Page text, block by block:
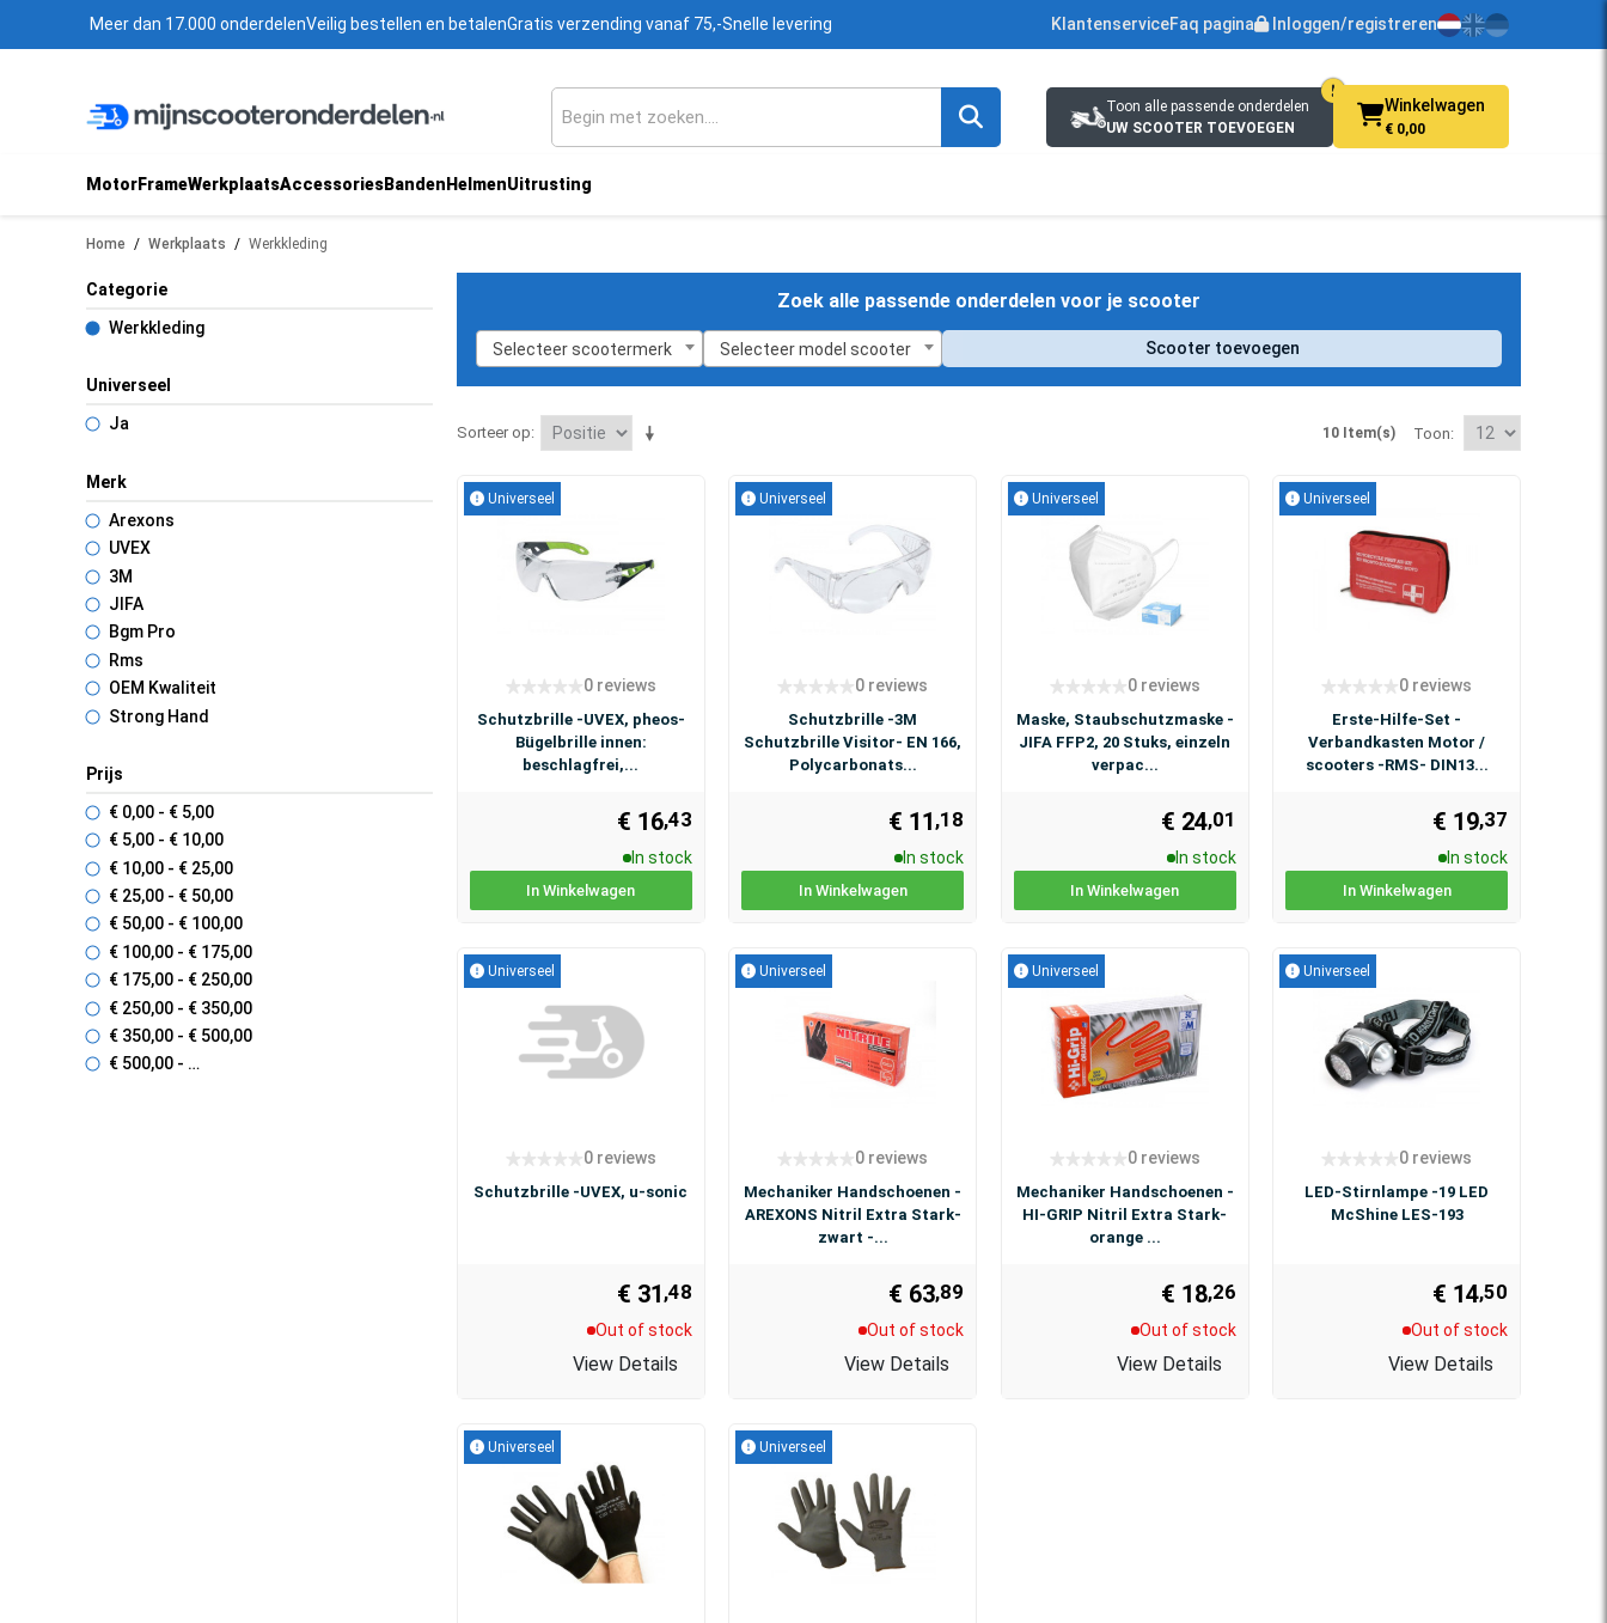
Meer dan 17.000 onderdelenVeilig bestellen en betalenGratis verzending vanaf 75,-Snelle levering KlantenserviceFaq pagina Inloggen/registreren
Toon alle passende onderdelen
UW SCOOTER TOEVOEGEN
Winkelwagen
€ 0,00
MotorFrameWerkplaatsAccessoriesBanden HelmenUitrusting
Home / Werkplaats / Werkkleding
Zoek alle passende onderdelen voor je scooter
Selecteer scootermerk Selecteer model scooter Scooter toevoegen
Sorteer op 10 Item(s) Toon
Universeel
0 reviews
Schutzbrille -UVEX, pheos-
Bügelbrille innen:
beschlagfrei,...
€ 16,43
In stock
In Winkelwagen
Universeel
0 reviews
Schutzbrille -3M
Schutzbrille Visitor- EN 166,
Polycarbonats...
€ 11,18
In stock
In Winkelwagen
Universeel
0 reviews
Maske, Staubschutzmaske -
JIFA FFP2, 20 Stuks, einzeln
verpac...
€ 24,01
In stock
In Winkelwagen
Universeel
0 reviews
Erste-Hilfe-Set -
Verbandkasten Motor /
scooters -RMS- DIN13...
€ 19,37
In stock
In Winkelwagen
Universeel
0 reviews
Schutzbrille -UVEX, u-sonic
€ 31 ,48
Out of stock
View Details
Universeel
0 reviews
Mechaniker Handschoenen -
AREXONS Nitril Extra Stark-
zwart -...
€ 63,89
Out of stock
View Details
Universeel
0 reviews
Mechaniker Handschoenen -
HI-GRIP Nitril Extra Stark-
orange ...
€ 18,26
Out of stock
View Details
Universeel
0 reviews
LED-Stirnlampe -19 LED
McShine LES-193
€ 14,50
Out of stock
View Details
Universeel Universeel
Categorie
Werkkleding
Universeel
Ja
Merk
Arexons
UVEX
3M
JIFA
Bgm Pro
Rms
OEM Kwaliteit
Strong Hand
Prijs
€ 0,00 - € 5,00
€ 5,00 - € 10,00
€ 10,00 - € 25,00
€ 25,00 - € 50,00
€ 50,00 - € 100,00
€ 100,00 - € 175,00
€ 175,00 - € 250,00
€ 250,00 - € 350,00
€ 350,00 - € 500,00
€ 500,00 - …